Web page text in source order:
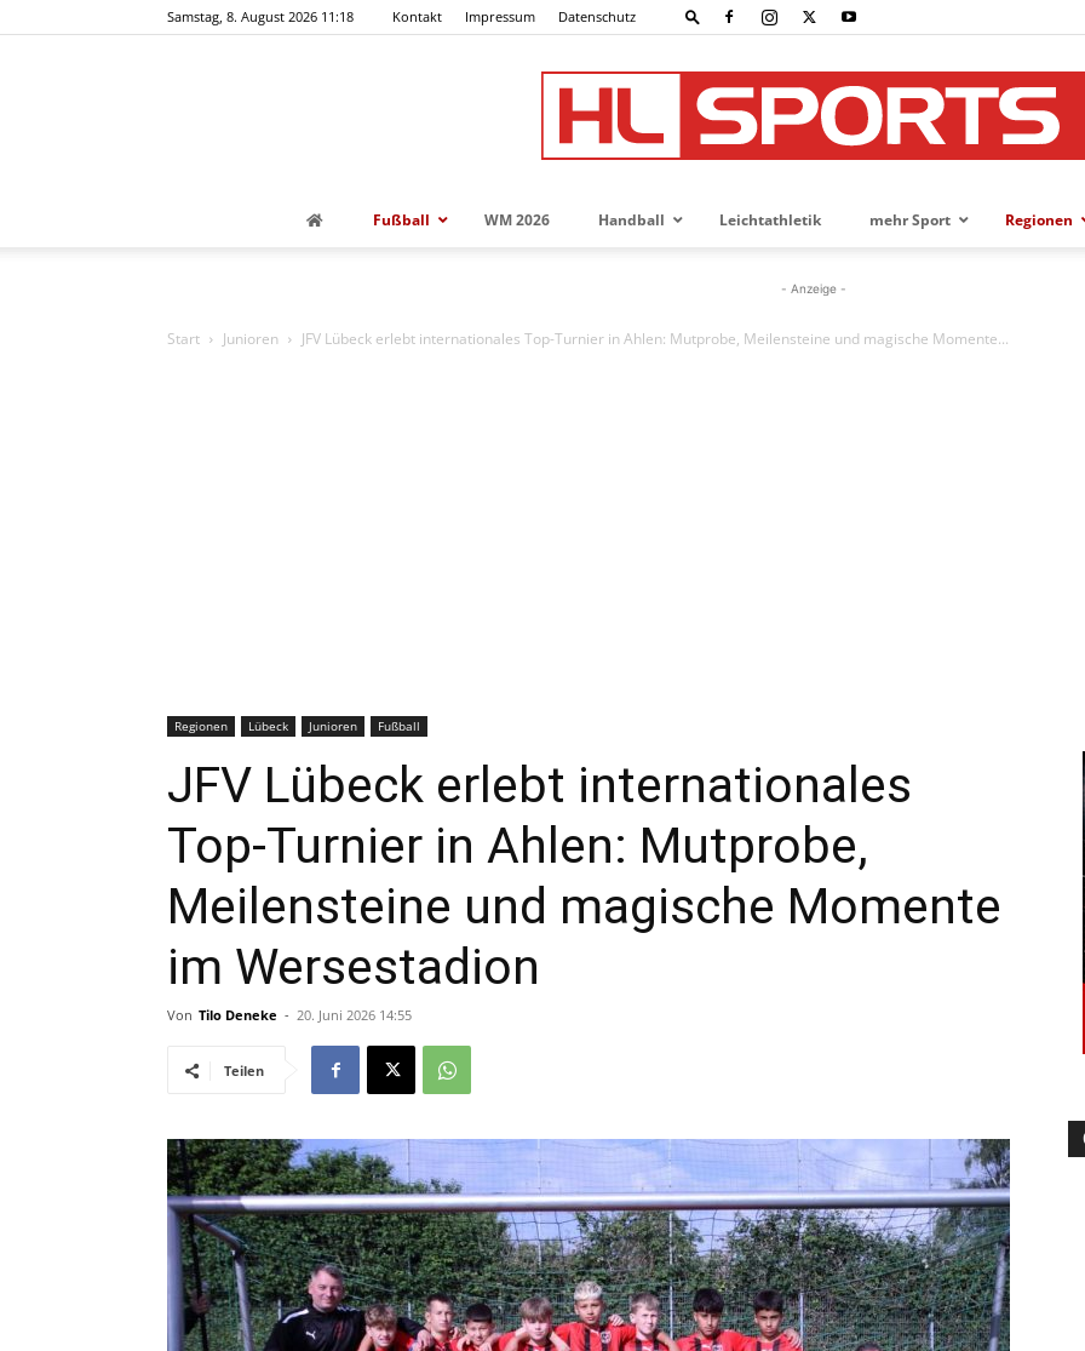
Samstag, 8. August 2026 11:18 Kontakt Impressum Datenschutz
News
die
Region
Fußball WM 2026 Handball Leichtathletik mehr Sport Regionen
- Anzeige -
Start Junioren JFV Lübeck erlebt internationales Top-Turnier in Ahlen: Mutprobe, Meilensteine und magische Momente...
Regionen Lübeck Junioren Fußball
JFV Lübeck erlebt internationales
Top-Turnier in Ahlen: Mutprobe,
Meilensteine und magische Momente
im Wersestadion
Von Tilo Deneke - 20. Juni 2026 14:55
Teilen